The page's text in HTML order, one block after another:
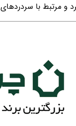
و مرتبط با